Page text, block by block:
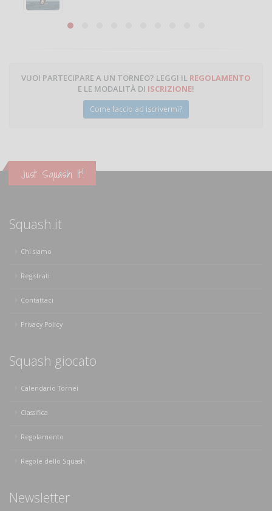
Michele Miglionico
VUOI PARTECIPARE A UN TORNEO? LEGGI IL REGOLAMENTO
E LE MODALITÀ DI ISCRIZIONE!
Come faccio ad iscrivermi?
Just Squash It!
Squash.it
Chi siamo
Registrati
Contattaci
Privacy Policy
Squash giocato
Calendario Tornei
Classifica
Regolamento
Regole dello Squash
Newsletter